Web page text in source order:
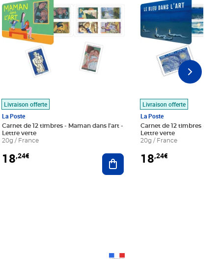
au panier
Livraison offerte
La Poste
Carnet de 12 timbres - Maman dans l'art -
Lettre verte
20g / France
18,24€ Ajouter au panier
Livraison offerte
La Poste
Carnet de 12 timbres - Le
Lettre verte
20g / France
18,24€